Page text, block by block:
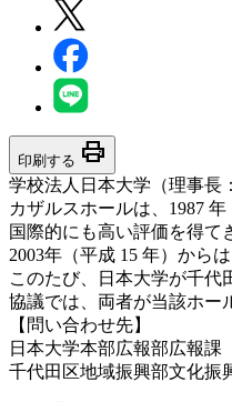
印刷する print
学校法人日本大学（理事長
カザルスホールは、1987
国際的にも高い評価を得て
2003年（平成 15 年）から
このたび、日本大学が千代
協議では、両者が当該ホー
【問い合わせ先】
日本大学本部広報部広
千代田区地域振興部文